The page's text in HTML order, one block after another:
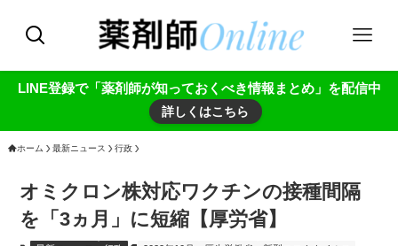
LINE登録で「薬剤師が知っておくべき情報まとめ」を配信中
詳しくはこちら
ホーム 最新ニュース 行政
オミクロン株対応ワクチンの接種間隔
を「3ヵ月」に短縮【厚労省】